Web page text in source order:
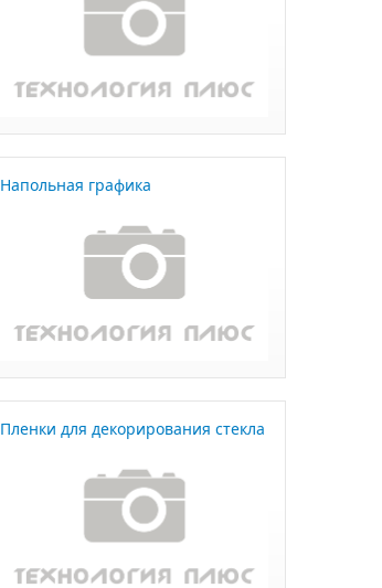
Напольная графика
Пленки для декорирования стекла